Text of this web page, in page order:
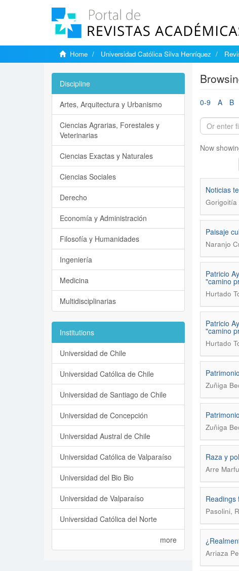
Home Universidad Católica Silva Henríquez
0-9 A B
Now
Noticias
Gorigoitía
Paisaje
Naranjo
Patricio
"camino
Hurtado
Patricio
"camino
Hurtado
Zuñiga
Zuñiga
Raza y
Arre
Readings
Pasolini,
Arriaza
Discipline
Artes, Arquitectura y Urbanismo
Ciencias Agrarias, Forestales y
Veterinarias
Ciencias Exactas y Naturales
Ciencias Sociales
Derecho
Economía y Administración
Filosofía y Humanidades
Ingeniería
Medicina
Multidisciplinarias
Institutions
Universidad de Chile
Universidad Católica de Chile
Universidad de Santiago de Chile
Universidad de Concepción
Universidad Austral de Chile
Universidad Católica de Valparaíso
Universidad del Bio Bio
Universidad de Valparaíso
Universidad Católica del Norte
more